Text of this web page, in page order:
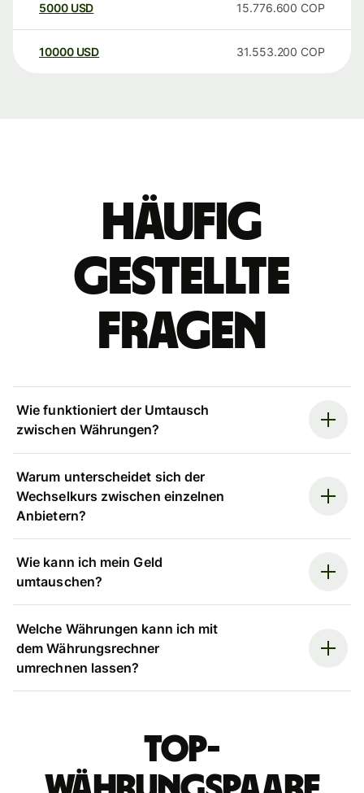
5000 USD 15.776.600 COP
10000 USD 31.553.200 COP
Häufig
gestellte
Fragen
Wie funktioniert der Umtausch
zwischen Währungen?
Warum unterscheidet sich der
Wechselkurs zwischen einzelnen
Anbietern?
Wie kann ich mein Geld
umtauschen?
Welche Währungen kann ich mit
dem Währungsrechner
umrechnen lassen?
Top-